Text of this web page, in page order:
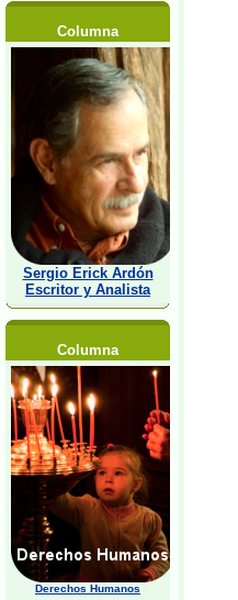
Columna
Sergio Erick Ardón
Escritor y Analista
Columna
Derechos Humanos